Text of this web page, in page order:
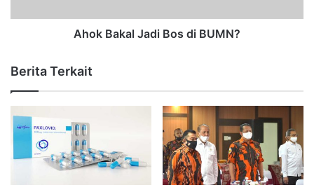
Ahok Bakal Jadi Bos di BUMN?
Berita Terkait